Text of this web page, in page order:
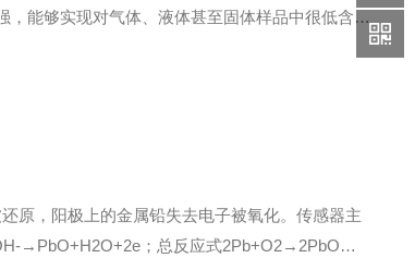
能够实现对气体、液体甚至固体样品中很低含量
原，阳极上的金属铅失去电子被氧化。传感器主
→PbO+H2O+2e；总反应式2Pb+O2→2PbO。